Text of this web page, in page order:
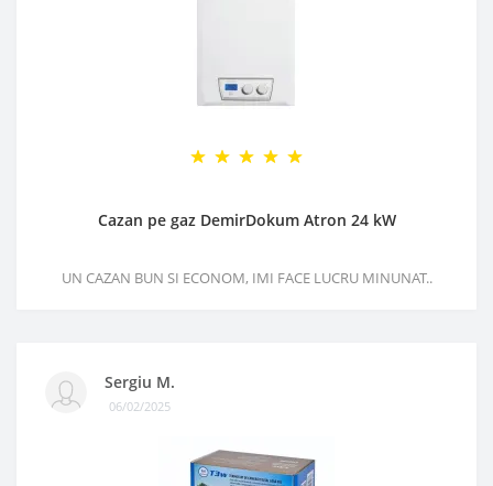
Cazan pe gaz DemirDokum Atron 24 kW
UN CAZAN BUN SI ECONOM, IMI FACE LUCRU MINUNAT..
Sergiu M.
06/02/2025